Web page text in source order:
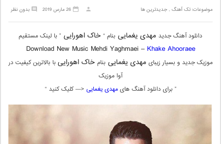
موضوعات:تک آهنگ ,جدیدترین ها بدون نظر 26 مارس 2019
دانلود آهنگ جدید مهدی یغمایی بنام “ خاک اهورایی ” با لینک مستقیم
Download New Music Mehdi Yaghmaei – Khake Ahooraee
موزیک جدید و بسیار زیبای مهدی یغمایی بنام خاک اهوراییبا بالاترین کیفیت در
آوا موزیک
” برای دانلود آهنگ هایمهدی یغمایی <— کلیک کنید “